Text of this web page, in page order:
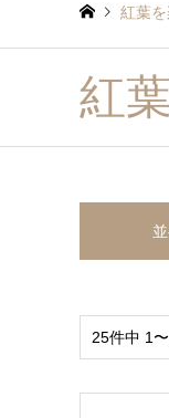
紅葉
紅
25件中 1